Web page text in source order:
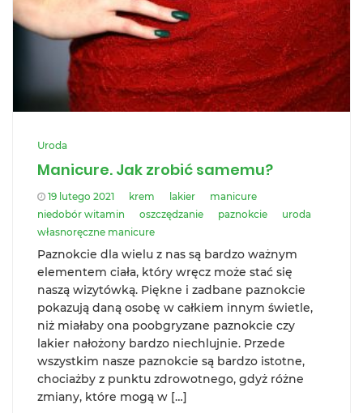
Uroda
Manicure. Jak zrobić samemu?
19 lutego 2021 krem lakier
manicure
niedobór witamin
oszczędzanie paznokcie
uroda
własnoręczne manicure
Paznokcie dla wielu z nas są bardzo ważnym
elementem ciała, który wręcz może stać się
naszą wizytówką. Piękne i zadbane paznokcie
pokazują daną osobę w całkiem innym świetle,
niż miałaby ona poobgryzane paznokcie czy
lakier nałożony bardzo niechlujnie. Przede
wszystkim nasze paznokcie są bardzo istotne,
chociażby z punktu zdrowotnego, gdyż różne
zmiany, które mogą w […]